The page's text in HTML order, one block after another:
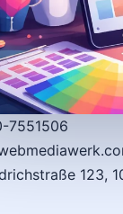
die
bringen –
7551506
123,